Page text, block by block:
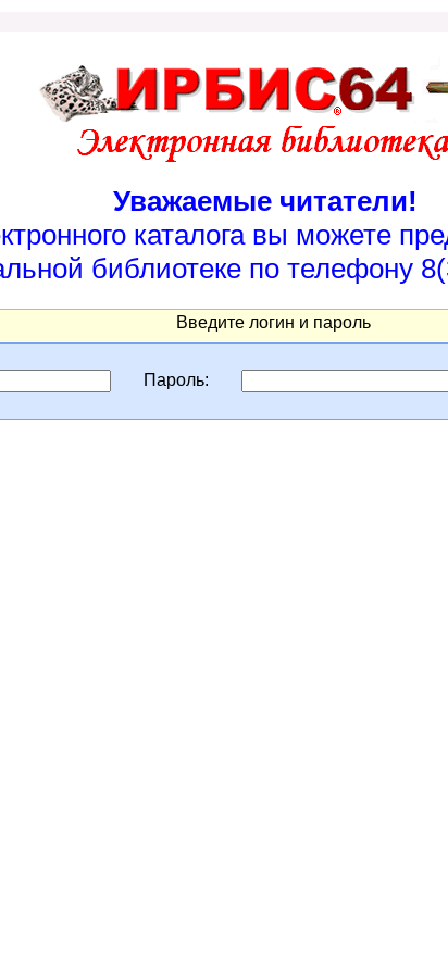
Уважаемые читатели!
каталога вы можете
библиотеке по телефону
Введите логин и пароль
Пароль: